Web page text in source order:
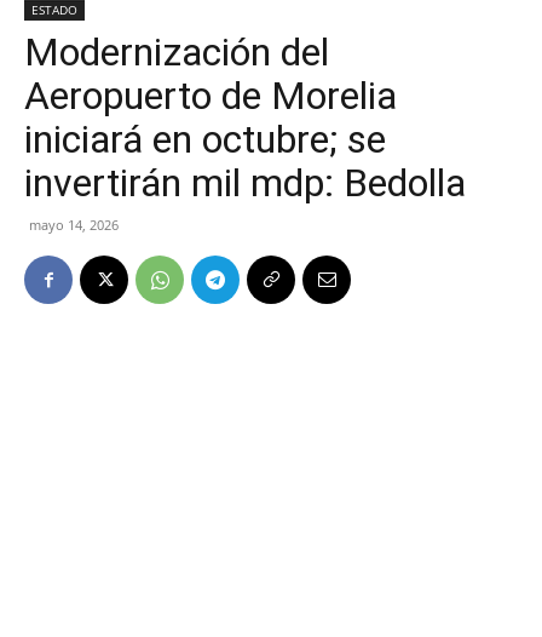
ESTADO
Modernización del
Aeropuerto de Morelia
iniciará en octubre; se
invertirán mil mdp: Bedolla
mayo 14, 2026